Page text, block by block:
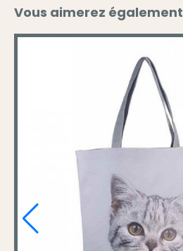
Vous aimerez également